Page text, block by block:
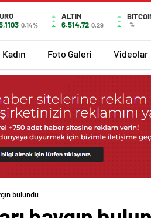
0.14%
ALTIN
6.514,72 0,29 %
Kadın Foto Galeri Videolar
bulundu